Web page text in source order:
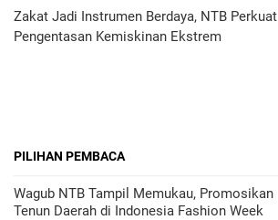
Zakat Jadi Instrumen Berdaya, NTB Perkuat
Pengentasan Kemiskinan Ekstrem
PILIHAN PEMBACA
Wagub NTB Tampil Memukau, Promosikan
Tenun Daerah di Indonesia Fashion Week